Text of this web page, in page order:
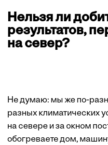
Нельзя ли
результатов,
на север?
Не думаю: мы же по-
разных климатических
на севере и за окном
обогреваете дом,